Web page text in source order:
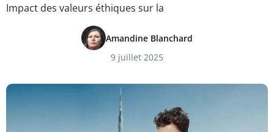
Impact des valeurs éthiques sur la
Amandine Blanchard
9 juillet 2025